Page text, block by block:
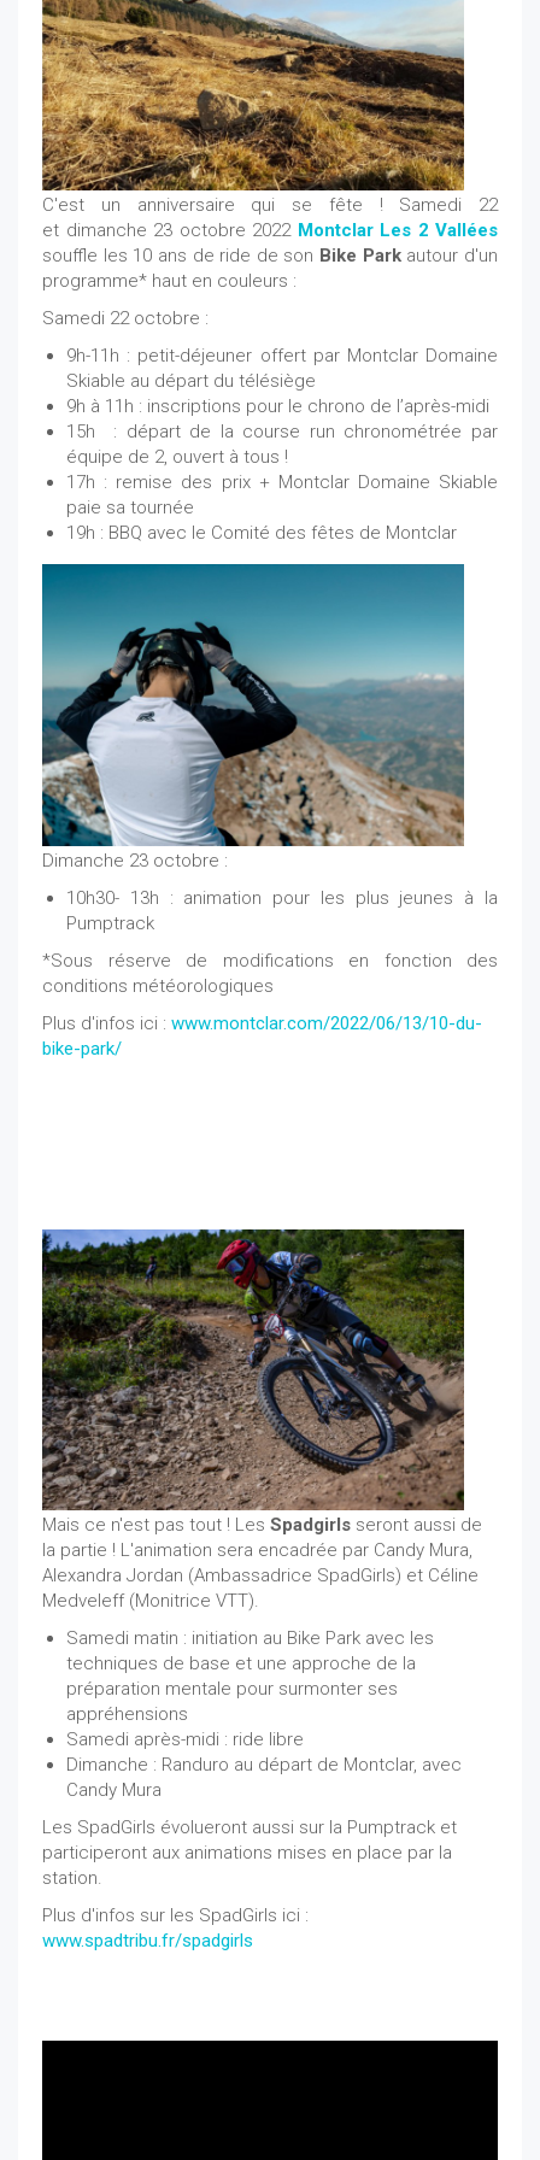
C'est un anniversaire qui se fête ! Samedi 22
et dimanche 23 octobre 2022 Montclar Les 2 Vallées
souffle les 10 ans de ride de son Bike Parkautour d'un
programme* haut en couleurs :
Samedi 22 octobre :
9h-11h : petit-déjeuner offert par Montclar Domaine
Skiable au départ du télésiège
9h à 11h : inscriptions pour le chrono de l’après-midi
15h : départ de la course run chronométrée par
équipe de 2, ouvert à tous !
17h : remise des prix + Montclar Domaine Skiable
paie sa tournée
19h : BBQ avec le Comité des fêtes de Montclar
Dimanche 23 octobre :
10h30- 13h : animation pour les plus jeunes à la
Pumptrack
*Sous réserve de modifications en fonction des
conditions météorologiques
Plus d'infos ici : www.montclar.com/2022/06/13/10-du-
bike-park/
Mais ce n'est pas tout ! Les Spadgirls seront aussi de
la partie ! L'animation sera encadrée par Candy Mura,
Alexandra Jordan (Ambassadrice SpadGirls) et Céline
Medveleff (Monitrice VTT).
Samedi matin : initiation au Bike Park avec les
techniques de base et une approche de la
préparation mentale pour surmonter ses
appréhensions
Samedi après-midi : ride libre
Dimanche : Randuro au départ de Montclar, avec
Candy Mura
Les SpadGirls évolueront aussi sur la Pumptrack et
participeront aux animations mises en place par la
station.
Plus d'infos sur les SpadGirls ici :
www.spadtribu.fr/spadgirls